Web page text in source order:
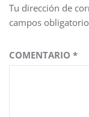
Tu dirección de
campos
COMENTARIO *